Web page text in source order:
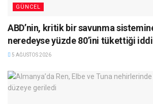
GÜNCEL
ABD’nin, kritik bir savunma
neredeyse yüzde 80’ini tükettiği
5 AĞUSTOS 2026